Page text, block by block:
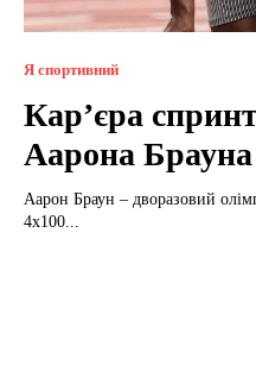
Я спортивний
Кар’єра
Аарона Брауна
Аарон Браун – дворазовий
4х100...